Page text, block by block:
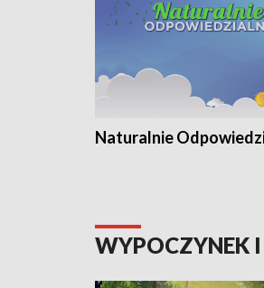
Naturalnie
WYPOCZYNEK I